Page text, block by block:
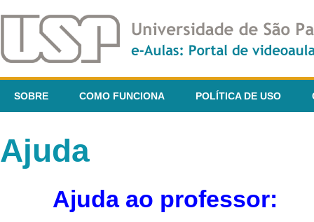
SOBRE COMO FUNCIONA POLÍTICA DE USO
Ajuda
Ajuda ao professor: